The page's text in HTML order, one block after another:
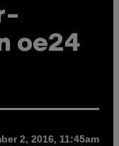
oe24
2, 2016, 11:45am